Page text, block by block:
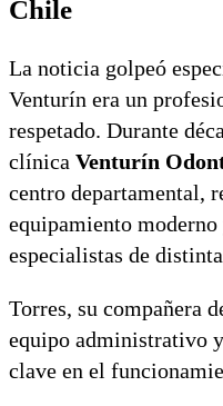
Chile
La noticia golpeó
Venturín era un
respetado. Durante
clínica Venturín
centro departamental,
equipamiento
especialistas de
Torres, su compañera
equipo administrativo
clave en el